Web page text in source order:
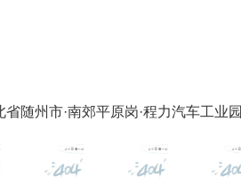
省随州市·南郊平原岗·程力汽车工业园